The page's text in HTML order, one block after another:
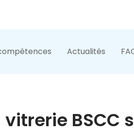
Actualités
vitrerie BSCC